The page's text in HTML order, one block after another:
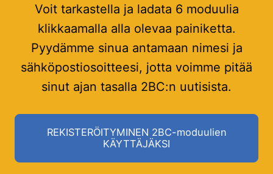
Voit tarkastella ja ladata 6 moduulia
klikkaamalla alla olevaa painiketta.
Pyydämme sinua antamaan nimesi ja
sähköpostiosoitteesi, jotta voimme pitää
sinut ajan tasalla 2BC:n uutisista.
REKISTERÖITYMINEN 2BC-moduulien
KÄYTTÄJÄKSI